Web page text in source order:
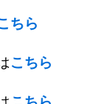
ちら
こちら